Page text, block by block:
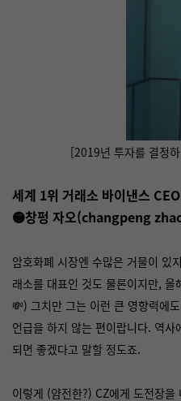
[2019년 투자를 결정
세계 1위 거래소 바이낸스 CEO
🟡창펑 자오(changpeng
암호화폐 시장엔 수많은 거물이 있
래소를 대표인 것도 물론이지만,
💸) 그치만 그는 이런 큰 영향력에
언급을 하지 않는 편이랍니다. 역사
되면 좋겠다고 말할 정도죠.
이렇게 (얌전한?) CZ에게 도전장